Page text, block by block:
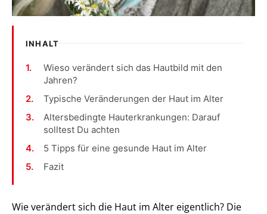
INHALT
Wieso verändert sich das Hautbild mit den
Jahren?
Typische Veränderungen der Haut im Alter
Altersbedingte Hauterkrankungen: Darauf
solltest Du achten
5 Tipps für eine gesunde Haut im Alter
Fazit
Wie verändert sich die Haut im Alter eigentlich? Die